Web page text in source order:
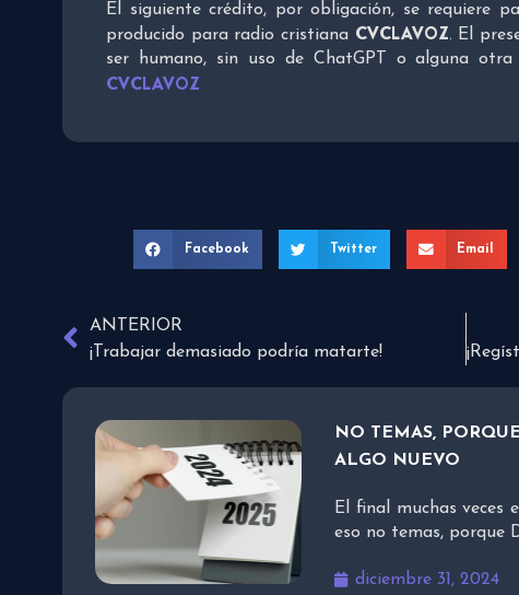
El siguiente crédito, por obligación, se requiere
producido para radio cristiana CVCLAVOZ. El
ser humano, sin uso de ChatGPT o alguna
CVCLAVOZ
Facebook Twitter Email
ANTERIOR
¡Trabajar demasiado podría matarte!
NO TEMAS,
ALGO NUEVO
El final muchas veces
eso no temas, porque
diciembre 31, 2024